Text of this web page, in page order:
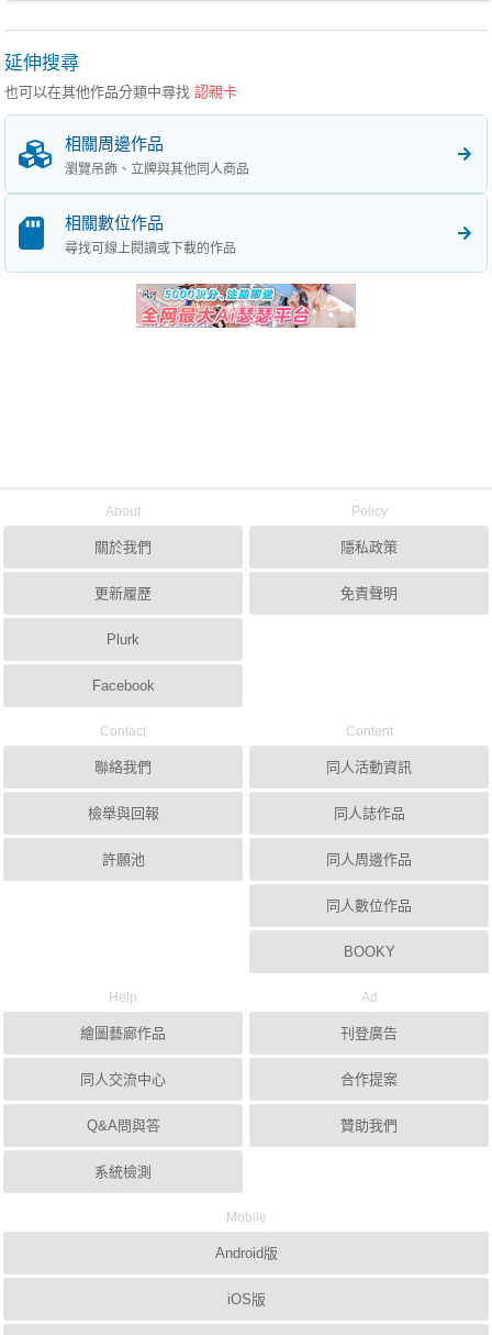
延伸搜尋
也可以在其他作品分類中尋找認親卡
相關周邊作品
瀏覽吊飾、立牌與其他同人商品
相關數位作品
尋找可線上閱讀或下載的作品
About
關於我們
更新履歷
Plurk
Facebook
Policy
隱私政策
免責聲明
Contact
聯絡我們
檢舉與回報
許願池
Content
同人活動資訊
同人誌作品
同人周邊作品
同人數位作品
BOOKY
Help
繪圖藝廊作品
同人交流中心
Q&A問與答
系統檢測
Ad
刊登廣告
合作提案
贊助我們
Mobile
Android版
iOS版